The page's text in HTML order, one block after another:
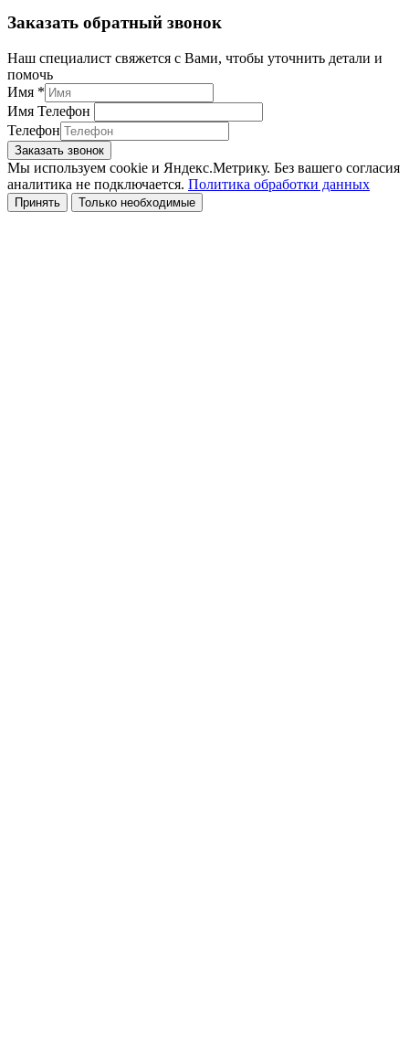
Заказать обратный звонок
Наш специалист свяжется с Вами, чтобы уточнить детали и
помочь
Имя *
Имя Телефон
Телефон
Заказать звонок
Мы используем cookie и Яндекс.Метрику. Без вашего согласия
аналитика не подключается. Политика обработки данных
Принять Только необходимые